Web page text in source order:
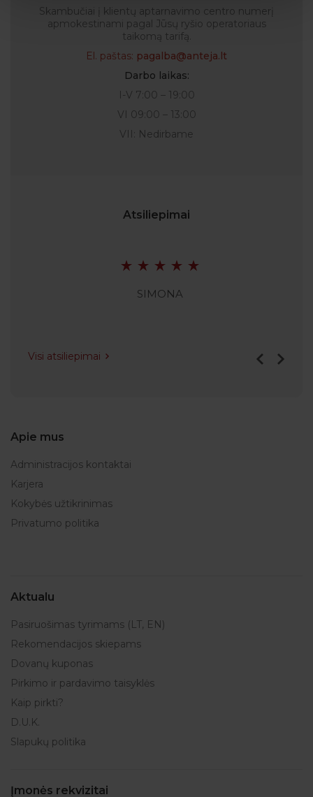
Skambučiai į klientų aptarnavimo centro numerį
apmokestinami pagal Jūsų ryšio operatoriaus
taikomą tarifą.
El. paštas: pagalba@anteja.lt
Darbo laikas:
I-V 7:00 – 19:00
VI 09:00 – 13:00
VII: Nedirbame
Atsiliepimai
SIMONA
Visi atsiliepimai
Apie mus
Administracijos kontaktai
Karjera
Kokybės užtikrinimas
Privatumo politika
Aktualu
Pasiruošimas tyrimams (LT, EN)
Rekomendacijos skiepams
Dovanų kuponas
Pirkimo ir pardavimo taisyklės
Kaip pirkti?
D.U.K.
Slapukų politika
Įmonės rekvizitai